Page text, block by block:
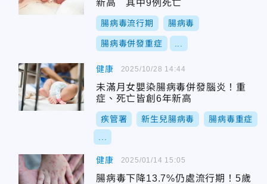
新高 其中9例死亡
腸病毒流行期 腸病毒
腸病毒併發重症
健康
未滿月女嬰染腸病毒併發腦炎！重
症、死亡皆創6年新高
疾管署 新生兒腸病毒 腸病毒重症
2025/10/28 14:44
健康
腸病毒下降13.7%仍處流行期！5歲
2025/01/14 15:05